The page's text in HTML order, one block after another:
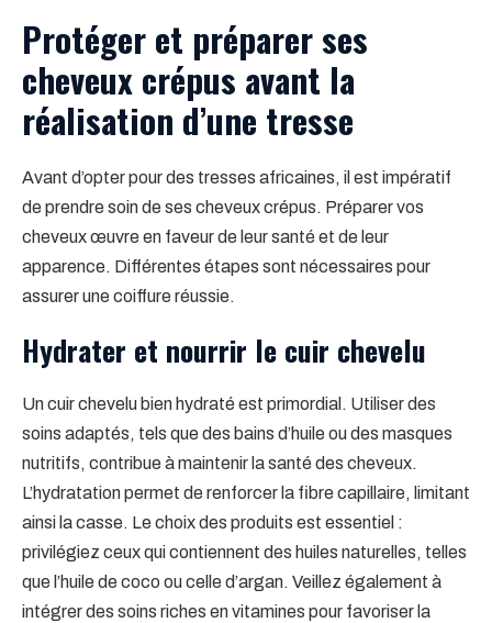
Protéger et préparer ses
cheveux crépus avant la
réalisation d’une tresse
Avant d’opter pour des tresses africaines, il est impératif
de prendre soin de ses cheveux crépus. Préparer vos
cheveux œuvre en faveur de leur santé et de leur
apparence. Différentes étapes sont nécessaires pour
assurer une coiffure réussie.
Hydrater et nourrir le cuir chevelu
Un cuir chevelu bien hydraté est primordial. Utiliser des
soins adaptés, tels que des bains d’huile ou des masques
nutritifs, contribue à maintenir la santé des cheveux.
L’hydratation permet de renforcer la fibre capillaire, limitant
ainsi la casse. Le choix des produits est essentiel :
privilégiez ceux qui contiennent des huiles naturelles, telles
que l’huile de coco ou celle d’argan. Veillez également à
intégrer des soins riches en vitamines pour favoriser la